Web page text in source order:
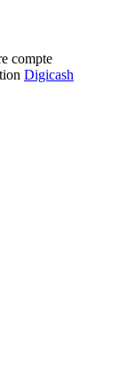
compte
Digicash